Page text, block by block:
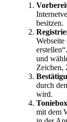
besitzen.
und
Zeichen,
durch
wird.
mit dem